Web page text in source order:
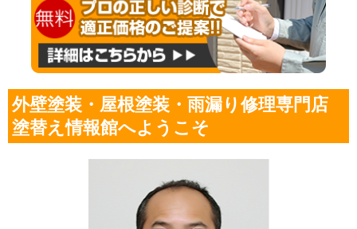
外壁塗装・屋根塗装・雨漏り修理専門店
塗替え情報館へようこそ